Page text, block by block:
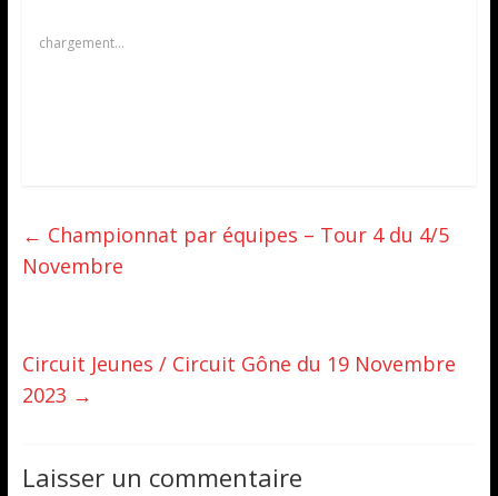
chargement…
← Championnat par équipes – Tour 4 du 4/5
Novembre
Circuit Jeunes / Circuit Gône du 19 Novembre
2023 →
Laisser un commentaire